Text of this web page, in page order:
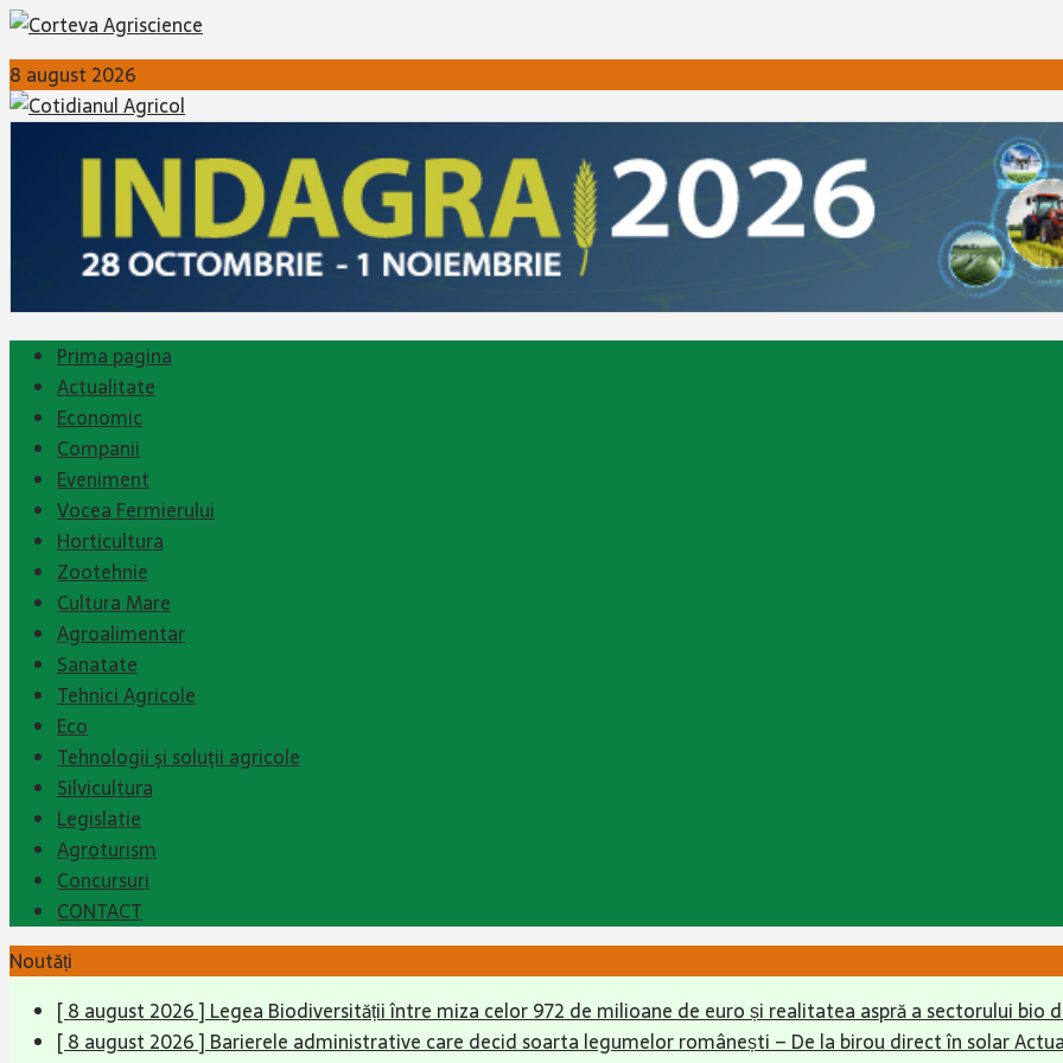
8 august 2026
Prima pagina
Actualitate
Economic
Companii
Eveniment
Vocea Fermierului
Horticultura
Zootehnie
Cultura Mare
Agroalimentar
Sanatate
Tehnici Agricole
Eco
Tehnologii şi soluţii agricole
Silvicultura
Legislatie
Agroturism
Concursuri
CONTACT
Noutăți
[ 8 august 2026 ]Legea Biodiversității între miza celor 972 de milioane de euro și realitatea aspră a sectorului bio
[ 8 august 2026 ]Barierele administrative care decid soarta legumelor românești – De la birou direct în solar